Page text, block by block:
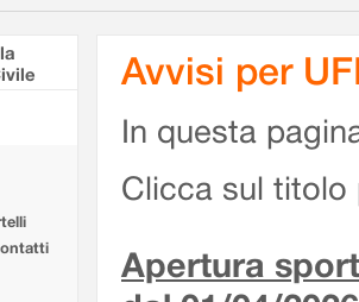
Avvisi per
In questa
Clicca sul titolo
Apertura